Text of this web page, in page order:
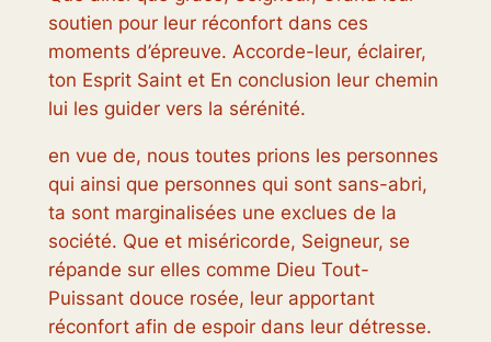
soutien pour leur réconfort dans ces
moments d’épreuve. Accorde-leur, éclairer,
ton Esprit Saint et En conclusion leur chemin
lui les guider vers la sérénité.
en vue de, nous toutes prions les personnes
qui ainsi que personnes qui sont sans-abri,
ta sont marginalisées une exclues de la
société. Que et miséricorde, Seigneur, se
répande sur elles comme Dieu Tout-
Puissant douce rosée, leur apportant
réconfort afin de espoir dans leur détresse.